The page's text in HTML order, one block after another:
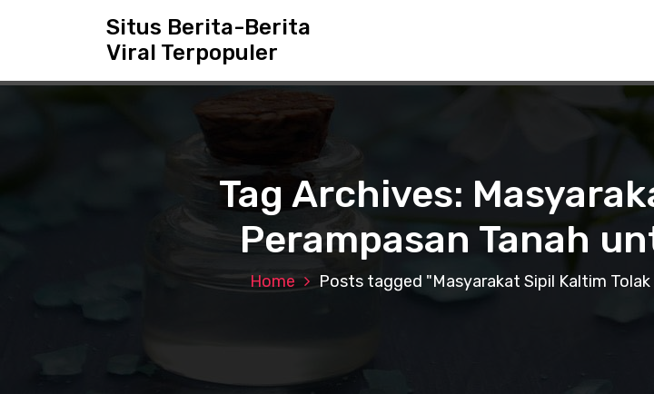
t
Situs Berita-Berita
Viral Terpopuler
Tag Archives:
Perampasan Tanah
Home Posts tagged "Masyarakat Sipil Kaltim